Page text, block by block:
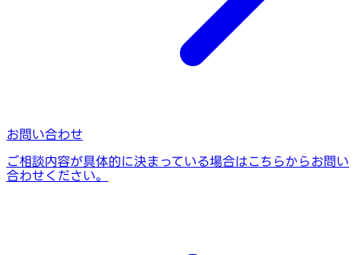
お問い合わせ
ご相談内容が具体的に決まっている場合はこちらからお問い
合わせください。